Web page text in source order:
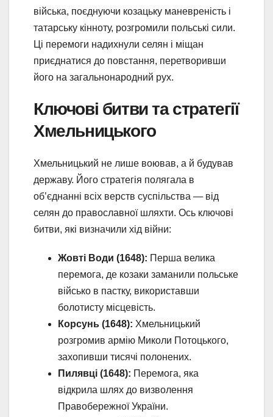
війська, поєднуючи козацьку маневреність і
татарську кінноту, розгромили польські сили.
Ці перемоги надихнули селян і міщан
приєднатися до повстання, перетворивши
його на загальнонародний рух.
Ключові битви та стратегії
Хмельницького
Хмельницький не лише воював, а й будував
державу. Його стратегія полягала в
об’єднанні всіх верств суспільства — від
селян до православної шляхти. Ось ключові
битви, які визначили хід війни:
Жовті Води (1648): Перша велика
перемога, де козаки заманили польське
військо в пастку, використавши
болотисту місцевість.
Корсунь (1648): Хмельницький
розгромив армію Миколи Потоцького,
захопивши тисячі полонених.
Пилявці (1648): Перемога, яка
відкрила шлях до визволення
Правобережної України.